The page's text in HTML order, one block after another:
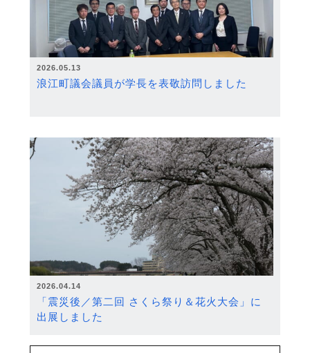
2026.05.13
浪江町議会議員が学長を表敬訪問しました
2026.04.14
「震災後／第二回 さくら祭り＆花火大会」に
出展しました